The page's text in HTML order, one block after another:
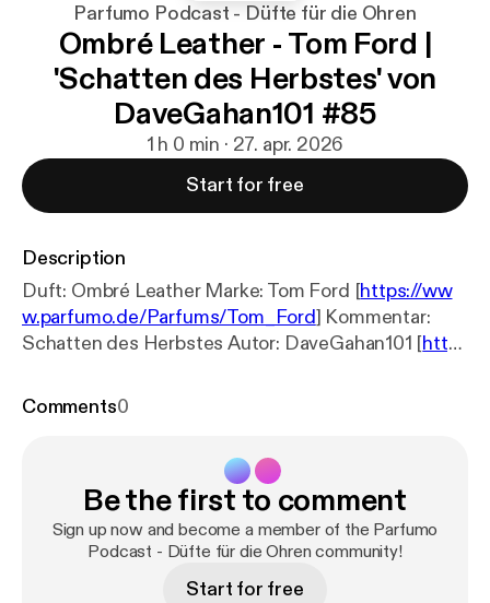
Parfumo Podcast - Düfte für die Ohren
Ombré Leather - Tom Ford |
'Schatten des Herbstes' von
DaveGahan101 #85
1 h 0 min · 27. apr. 2026
Start for free
Description
Duft: Ombré Leather Marke: Tom Ford [https://ww
w.parfumo.de/Parfums/Tom_Ford] Kommentar:
Schatten des Herbstes Autor: DaveGahan101 [http
https://www.parfumo.de/Parfums/Tom_Ford/ombr
bre-leather-2018-eau-de-parfum/rezensionen/1096
Konzept & Redaktion: Steffen Wrede Sprecher:
Björn Roth, Merle Finck-Stoltenberg Sounddesign
& Schnitt: Wiebke Köplin & Hagen Kreter ------------
Comments0
Be the first to comment
Sign up now and become a member of the Parfumo
Podcast - Düfte für die Ohren community!
Start for free